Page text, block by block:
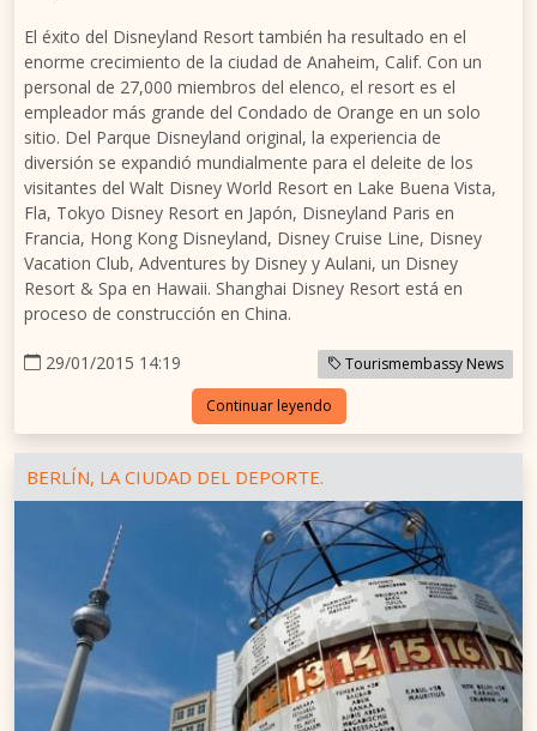
El éxito del Disneyland Resort también ha resultado en el
enorme crecimiento de la ciudad de Anaheim, Calif. Con un
personal de 27,000 miembros del elenco, el resort es el
empleador más grande del Condado de Orange en un solo
sitio. Del Parque Disneyland original, la experiencia de
diversión se expandió mundialmente para el deleite de los
visitantes del Walt Disney World Resort en Lake Buena Vista,
Fla, Tokyo Disney Resort en Japón, Disneyland Paris en
Francia, Hong Kong Disneyland, Disney Cruise Line, Disney
Vacation Club, Adventures by Disney y Aulani, un Disney
Resort & Spa en Hawaii. Shanghai Disney Resort está en
proceso de construcción en China.
29/01/2015 14:19 Tourismembassy News
Continuar leyendo
BERLÍN, LA CIUDAD DEL DEPORTE.